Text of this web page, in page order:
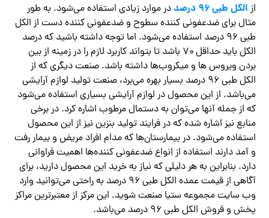
از الکل طبی ۹۶ درصد
در موارد زیادی استفاده می‌شود. به طور
مثال برای ضدعفونی کننده سطوح و ضدعفونی کننده دست از الکل
طبی ۹۶ درصد استفاده می‌شود. اما توجه داشته باشید که درصد
الکل باید حداقل ۷۰ باشد تا بتواند کاربرد لازم را در زمینه از بین
بردن ویروس ها و میکروب‌ها داشته باشد. صنعت دیگری که از
الکل طبی ۹۶ درصد بسیار بهره می‌برد، صنعت تولید لوازم آرایشی
می‌باشد. از این محصول در لوازم آرایشی بسیاری استفاده می‌شود
که از جمله آنها می‌توان به دستمال مرطوب اشاره کرد. در برخی
منابع نیز اشاره شده که در فرایند تولید بنزین نیز از این محصول
استفاده می‌شود. در بیمارستان‌ها که مدام افراد مریض و بیمار رفت
و آمد دارند استفاده از انواع ضدعفونی کننده‌ها اهمیت فراوانی
دارد. بنابراین به هر دلیلی که نیاز به خرید این محصول دارید، برای
آگاهی از قیمت عمده الکل طبی ۹۶ درصد به راحتی می‌توانید وارد
وب سایت مجموعه ستیا صنعت شوید. این مرکز از معتبرترین مراکز
پخش و فروش الکل طبی ۹۶ درصد می‌باشد.